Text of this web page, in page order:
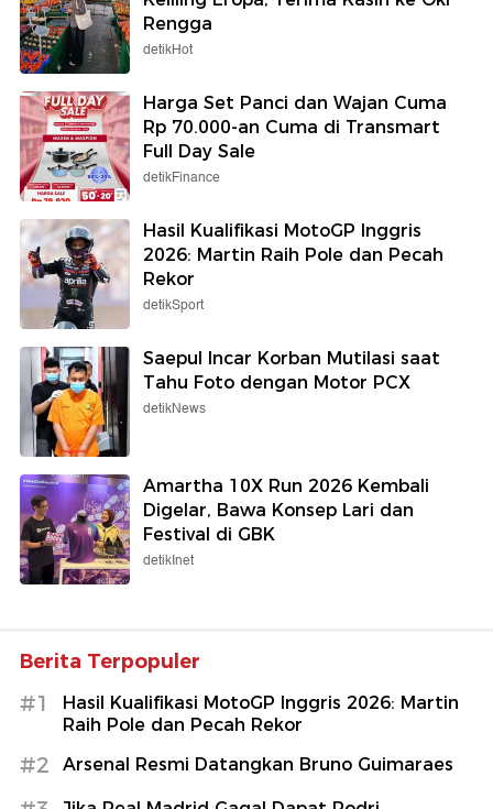
Rengga
detikHot
Harga Set Panci dan Wajan Cuma
Rp 70.000-an Cuma di Transmart
Full Day Sale
detikFinance
Hasil Kualifikasi MotoGP Inggris
2026: Martin Raih Pole dan Pecah
Rekor
detikSport
Saepul Incar Korban Mutilasi saat
Tahu Foto dengan Motor PCX
detikNews
Amartha 10X Run 2026 Kembali
Digelar, Bawa Konsep Lari dan
Festival di GBK
detikInet
Berita Terpopuler
#1
Hasil Kualifikasi MotoGP Inggris 2026: Martin
Raih Pole dan Pecah Rekor
#2 Arsenal Resmi Datangkan Bruno Guimaraes